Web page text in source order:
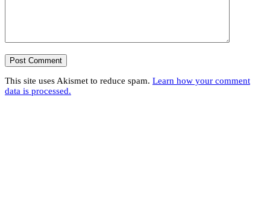
This site uses Akismet to reduce spam. Learn how your comment
data is processed.